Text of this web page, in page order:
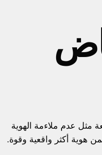
مثل عدم ملاءمة الهوية
هوية أكثر واقعية وقوة.